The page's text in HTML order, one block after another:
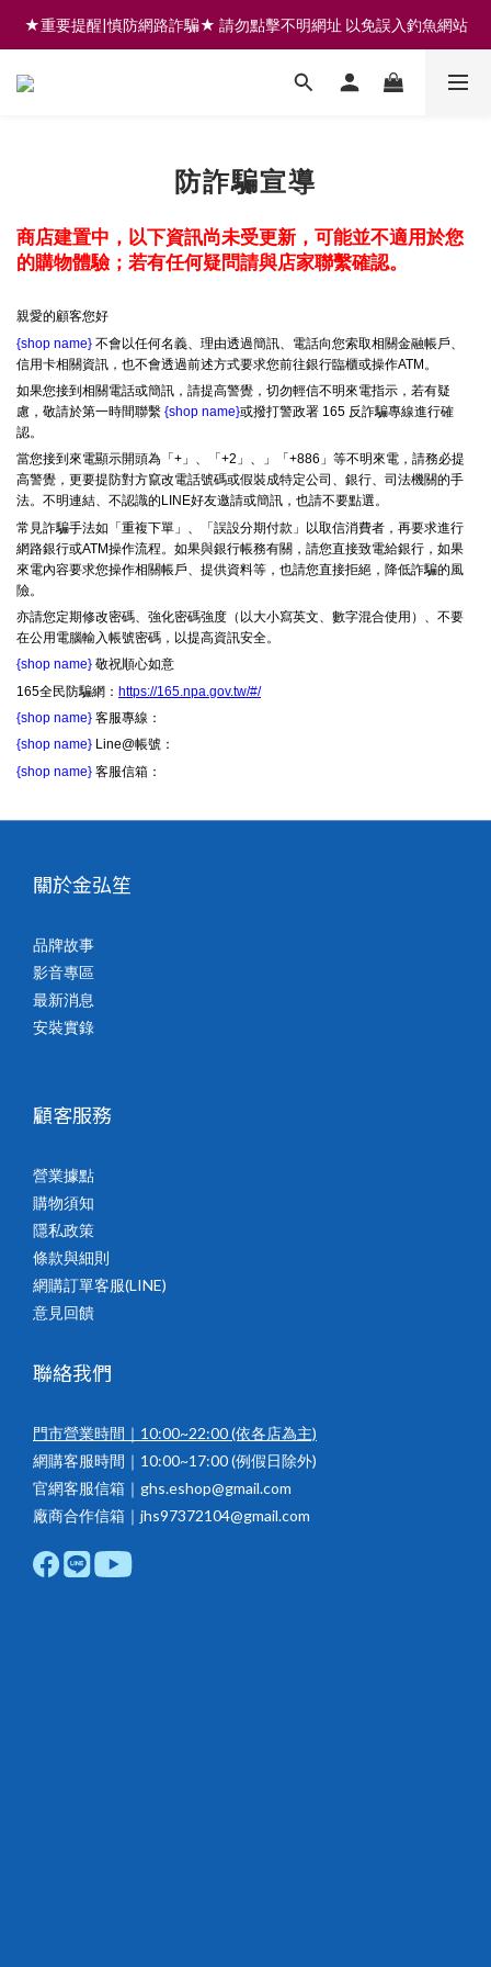
註冊會員享200元購物金 | 全館滿999免運 | 可門市取貨/安裝
★重要提醒|慎防網路詐騙★ 請勿點擊不明網址 以免誤入釣魚網站
註冊會員享200元購物金 | 全館滿999免運 | 可門市取貨/安裝
防詐騙宣導
商店建置中，以下資訊尚未受更新，可能並不適用於您
的購物體驗；若有任何疑問請與店家聯繫確認。
親愛的顧客您好
{shop name} 不會以任何名義、理由透過簡訊、電話向您索取相關金融帳戶、
信用卡相關資訊，也不會透過前述方式要求您前往銀行臨櫃或操作ATM。
如果您接到相關電話或簡訊，請提高警覺，切勿輕信不明來電指示，若有疑
慮，敬請於第一時間聯繫 {shop name}或撥打警政署 165 反詐騙專線進行確
認。
當您接到來電顯示開頭為「+」、「+2」、」「+886」等不明來電，請務必提
高警覺，更要提防對方竄改電話號碼或假裝成特定公司、銀行、司法機關的手
法。不明連結、不認識的LINE好友邀請或簡訊，也請不要點選。
常見詐騙手法如「重複下單」、「誤設分期付款」以取信消費者，再要求進行
網路銀行或ATM操作流程。如果與銀行帳務有關，請您直接致電給銀行，如果
來電內容要求您操作相關帳戶、提供資料等，也請您直接拒絕，降低詐騙的風
險。
亦請您定期修改密碼、強化密碼強度（以大小寫英文、數字混合使用）、不要
在公用電腦輸入帳號密碼，以提高資訊安全。
{shop name} 敬祝順心如意
165全民防騙網： https://165.npa.gov.tw/#/
{shop name} 客服專線：
{shop name} Line@帳號：
{shop name} 客服信箱：
關於金弘笙
品牌故事
影音專區
最新消息
安裝實錄
顧客服務
營業據點
購物須知
隱私政策
條款與細則
網購訂單客服(LINE)
意見回饋
聯絡我們
門市營業時間｜10:00~22:00(依各店為主)
網購客服時間｜10:00~17:00 (例假日除外)
官網客服信箱｜ghs.eshop@gmail.com
廠商合作信箱｜jhs97372104@gmail.com